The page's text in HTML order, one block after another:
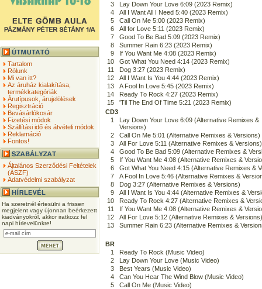
Tartalom
Rólunk
Mi van itt?
Az áruház kialakítása,
termékkategóriák
Árutípusok, árujelölések
Regisztráció
Bevásárlókosár
Fizetési módok
Szállítási idő és átvételi módok
Reklamáció
Fontos!
Általános Szerződési Feltételek
(ÁSZF)
Adatvédelmi szabályzat
Ha szeretnél értesülni a frissen
megjelent vagy újonnan beérkezett
kiadványokról, akkor iratkozz fel
napi hírlevelünkre!
3
Lay Down Your Love 6:09 (2023 Remix)
4
All I Want All I Need 5:40 (2023 Remix)
5
Call On Me 5:00 (2023 Remix)
6
All for Love 5:11 (2023 Remix)
7
Good To Be Bad 5:09 (2023 Remix)
8
Summer Rain 6:23 (2023 Remix)
9
If You Want Me 4:08 (2023 Remix)
10
Got What You Need 4:14 (2023 Remix)
11
Dog 3:27 (2023 Remix)
12
All I Want Is You 4:44 (2023 Remix)
13
A Fool In Love 5:45 (2023 Remix)
14
Ready To Rock 4:27 (2023 Remix)
15
'Til The End Of Time 5:21 (2023 Remix)
CD3
1
Lay Down Your Love 6:09 (Alternative Remixes &
Versions)
2
Call On Me 5:01 (Alternative Remixes & Versions)
3
All For Love 5:11 (Alternative Remixes & Versions)
4
Good To Be Bad 5:09 (Alternative Remixes &
5
If You Want Me 4:08 (Alternative Remixes &
6
Got What You Need 4:15 (Alternative Remixes &
7
A Fool In Love 5:46 (Alternative Remixes &
8
Dog 3:27 (Alternative Remixes & Versions)
9
All I Want Is You 4:44 (Alternative Remixes &
10
Ready To Rock 4:27 (Alternative Remixes &
11
If You Want Me 4:08 (Alternative Remixes &
12
All For Love 5:12 (Alternative Remixes & Versions)
13
Summer Rain 6:23 (Alternative Remixes &
BR
1
Ready To Rock (Music Video)
2
Lay Down Your Love (Music Video)
3
Best Years (Music Video)
4
Can You Hear The Wind Blow (Music Video)
5
Call On Me (Music Video)